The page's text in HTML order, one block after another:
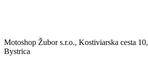
Motoshop Žubor s.r.o., Kostiviarska cesta
Bystrica